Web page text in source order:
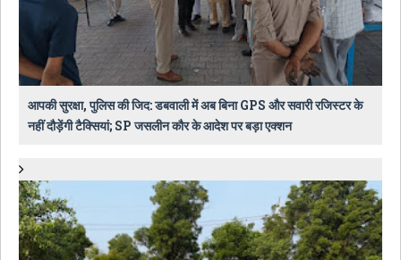
आपकी सुरक्षा, पुलिस की जिद: डबवाली में अब बिना GPS और सवारी रजिस्टर के
नहीं दौड़ेंगी टैक्सियां; SP जसलीन कौर के आदेश पर बड़ा एक्शन